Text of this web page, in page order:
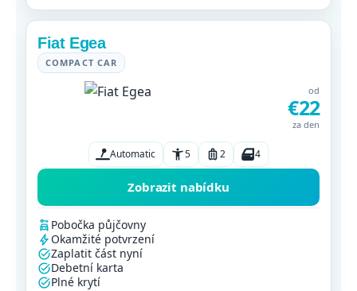
Fiat Egea
COMPACT CAR
od
€22
za den
Automatic 5 2 4
Zobrazit nabídku
Pobočka půjčovny
Okamžité potvrzení
Zaplatit část nyní
Debetní karta
Plné krytí